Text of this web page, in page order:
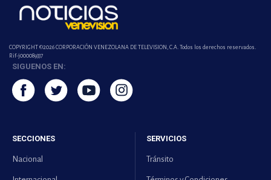
COPYRIGHT ©2026 CORPORACIÓN VENEZOLANA DE TELEVISION, C.A. Todos los derechos reservados.
Rif-j000089337
SIGUENOS EN:
SECCIONES
Nacional
SERVICIOS
Tránsito